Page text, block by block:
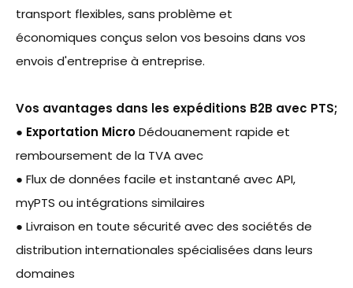
transport flexibles, sans problème et
économiques conçus selon vos besoins dans vos
envois d'entreprise à entreprise.
Vos avantages dans les expéditions B2B avec PTS;
● Exportation MicroDédouanement rapide et
remboursement de la TVA avec
● Flux de données facile et instantané avec API,
myPTS ou intégrations similaires
● Livraison en toute sécurité avec des sociétés de
distribution internationales spécialisées dans leurs
domaines